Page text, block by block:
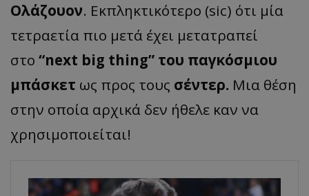
Ολάζουον. Εκπληκτικότερο (sic) ότι μία
τετραετία πιο μετά έχει μετατραπεί
στο “next big thing” του παγκόσμιου
μπάσκετ ως προς τους σέντερ. Μια θέση
στην οποία αρχικά δεν ήθελε καν να
χρησιμοποιείται!